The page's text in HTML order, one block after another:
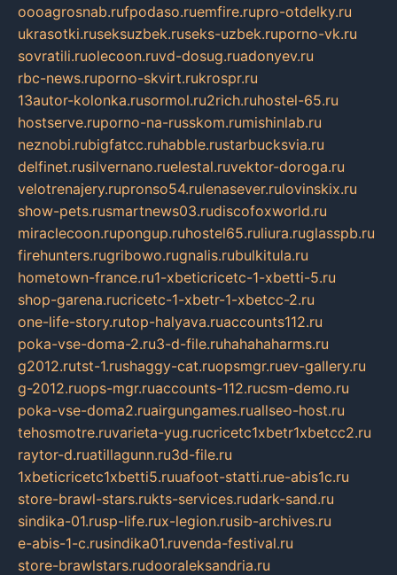
oooagrosnab.rufpodaso.ruemfire.rupro-otdelky.ru
ukrasotki.ruseksuzbek.ruseks-uzbek.ruporno-vk.ru
sovratili.ruolecoon.ruvd-dosug.ruadonyev.ru
rbc-news.ruporno-skvirt.rukrospr.ru
13autor-kolonka.rusormol.ru2rich.ruhostel-65.ru
hostserve.ruporno-na-russkom.rumishinlab.ru
neznobi.rubigfatcc.ruhabble.rustarbucksvia.ru
delfinet.rusilvernano.ruelestal.ruvektor-doroga.ru
velotrenajery.rupronso54.rulenasever.rulovinskix.ru
show-pets.rusmartnews03.rudiscofoxworld.ru
miraclecoon.rupongup.ruhostel65.ruliura.ruglasspb.ru
firehunters.rugribowo.rugnalis.rubulkitula.ru
hometown-france.ru1-xbeticricetc-1-xbetti-5.ru
shop-garena.rucricetc-1-xbetr-1-xbetcc-2.ru
one-life-story.rutop-halyava.ruaccounts112.ru
poka-vse-doma-2.ru3-d-file.ruhahahaharms.ru
g2012.rutst-1.rushaggy-cat.ruopsmgr.ruev-gallery.ru
g-2012.ruops-mgr.ruaccounts-112.rucsm-demo.ru
poka-vse-doma2.ruairgungames.ruallseo-host.ru
tehosmotre.ruvarieta-yug.rucricetc1xbetr1xbetcc2.ru
raytor-d.ruatillagunn.ru3d-file.ru
1xbeticricetc1xbetti5.ruuafoot-statti.rue-abis1c.ru
store-brawl-stars.rukts-services.rudark-sand.ru
sindika-01.rusp-life.rux-legion.rusib-archives.ru
e-abis-1-c.rusindika01.ruvenda-festival.ru
store-brawlstars.rudooraleksandria.ru